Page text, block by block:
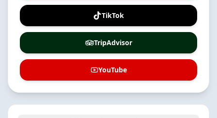
TikTok
TripAdvisor
YouTube